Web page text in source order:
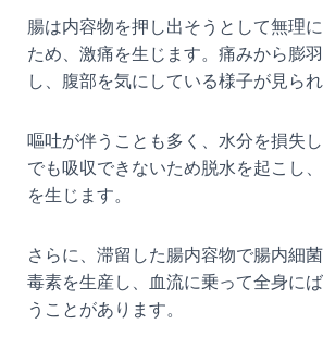
腸は内容物を押し出そうとして無理
ため、激痛を生じます。痛みから膨
し、腹部を気にしている様子が見られ
嘔吐が伴うことも多く、水分を損失
でも吸収できないため脱水を起こし
を生じます。
さらに、滞留した腸内容物で腸内細
毒素を生産し、血流に乗って全身に
うことがあります。